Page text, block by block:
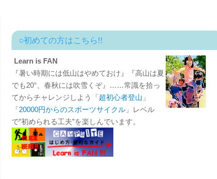
○初めての方はこちら!!
Learn is FAN
『暑い時期には低山はやめておけ』『高山は夏
でも20°、春秋には吹雪くぞ』……常識を拾っ
てからチャレンジしよう「超初心者登山 」
「20000円からのスポーツサイクル」レベル
で”初められる工夫”を楽しんでいます。